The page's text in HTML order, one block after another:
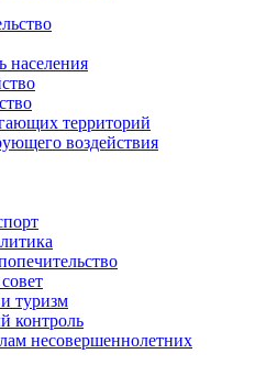
населения
территорий
воздействия
туризм
контроль
несовершеннолетних